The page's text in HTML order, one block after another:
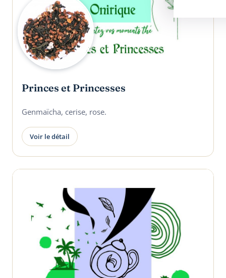
Princes et Princesses
Genmaïcha, cerise, rose.
Voir le détail